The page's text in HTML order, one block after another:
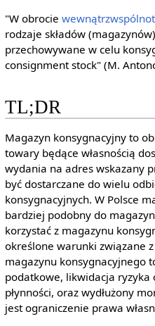
"W obrocie
rodzaje składów
przechowywane w celu
consignment stock" (M.
TL;DR
Magazyn konsygnacyjny to
towary będące własnością
wydania na adres wskazany
być dostarczane do wielu
konsygnacyjnych. W Polsce
bardziej podobny do
korzystać z magazynu
określone warunki związane z
magazynu konsygnacyjnego
podatkowe, likwidacja
płynności, oraz wydłużony
jest ograniczenie prawa